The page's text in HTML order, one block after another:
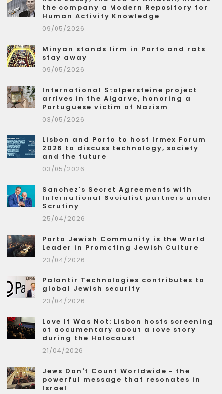
the company a Modern Repository for
Human Activity Knowledge
09/05/2026
Minyan stands firm in Porto and rats
stay away
09/05/2026
International Stolpersteine project
arrives in the Algarve, honoring a
Portuguese victim of Nazism
03/05/2026
Lisbon and Porto to host Irmex Forum
2026 to discuss technology, society
and the future
03/05/2026
Sanchez's Secret Agreements with
International Socialist partners under
Scrutiny
25/04/2026
Porto Jewish Community is the World
Leader in Promoting Jewish Culture
23/04/2026
Palantir Technologies contributes to
global Jewish security
23/04/2026
Love It Was Not: Lisbon hosts screening
of documentary about a love story
during the Holocaust
21/04/2026
Jews Don't Count Worldwide – the
powerful message that resonates in
Israel